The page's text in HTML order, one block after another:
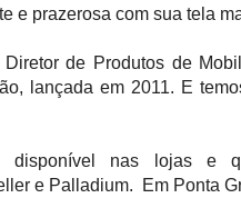
e prazerosa com sua tela
de Produtos de
lançada em 2011. E
nas lojas e
e Palladium. Em Ponta